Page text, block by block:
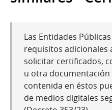
Las Entidades
requisitos adicionales
solicitar certificados,
u otra
contenida en éstos
de medios digitales